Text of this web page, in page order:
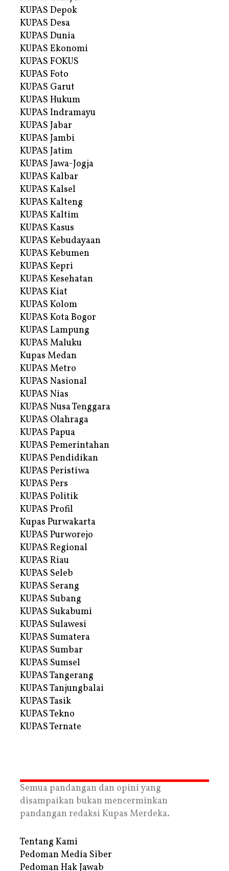
KUPAS Depok
KUPAS Desa
KUPAS Dunia
KUPAS Ekonomi
KUPAS FOKUS
KUPAS Foto
KUPAS Garut
KUPAS Hukum
KUPAS Indramayu
KUPAS Jabar
KUPAS Jambi
KUPAS Jatim
KUPAS Jawa-Jogja
KUPAS Kalbar
KUPAS Kalsel
KUPAS Kalteng
KUPAS Kaltim
KUPAS Kasus
KUPAS Kebudayaan
KUPAS Kebumen
KUPAS Kepri
KUPAS Kesehatan
KUPAS Kiat
KUPAS Kolom
KUPAS Kota Bogor
KUPAS Lampung
KUPAS Maluku
Kupas Medan
KUPAS Metro
KUPAS Nasional
KUPAS Nias
KUPAS Nusa Tenggara
KUPAS Olahraga
KUPAS Papua
KUPAS Pemerintahan
KUPAS Pendidikan
KUPAS Peristiwa
KUPAS Pers
KUPAS Politik
KUPAS Profil
Kupas Purwakarta
KUPAS Purworejo
KUPAS Regional
KUPAS Riau
KUPAS Seleb
KUPAS Serang
KUPAS Subang
KUPAS Sukabumi
KUPAS Sulawesi
KUPAS Sumatera
KUPAS Sumbar
KUPAS Sumsel
KUPAS Tangerang
KUPAS Tanjungbalai
KUPAS Tasik
KUPAS Tekno
KUPAS Ternate
Semua pandangan dan opini yang
disampaikan bukan mencerminkan
pandangan redaksi Kupas Merdeka.
Tentang Kami
Pedoman Media Siber
Pedoman Hak Jawab